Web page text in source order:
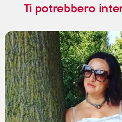
Ti potrebbero